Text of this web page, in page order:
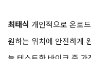
최태식 개인적으로 온로
원하는 위치에 안전하게